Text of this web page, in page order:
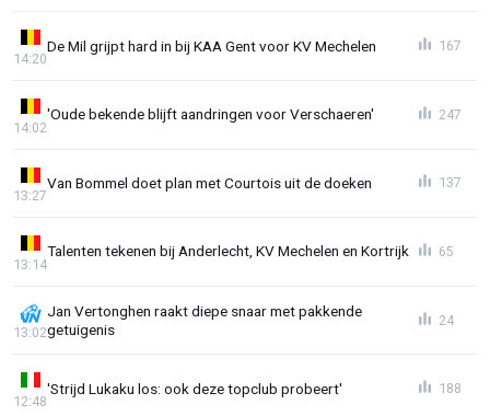
De Mil grijpt hard in bij KAA Gent voor KV Mechelen
14:20
167
'Oude bekende blijft aandringen voor Verschaeren'
14:02
247
Van Bommel doet plan met Courtois uit de doeken
13:27
137
Talenten tekenen bij Anderlecht, KV Mechelen en Kortrijk
13:14
65
Jan Vertonghen raakt diepe snaar met pakkende
getuigenis
13:02
24
'Strijd Lukaku los: ook deze topclub probeert'
12:48
188